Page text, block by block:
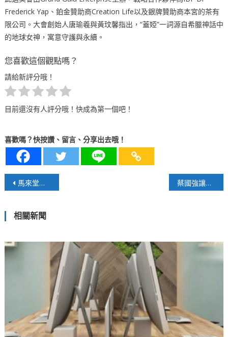
Frederick Yap、鉑金贊助商Creation Life以及銀牌贊助商本宮的茶有
限公司。大會創始人唐瑜羲與黃玟馨指出，“蓋婭”一詞源自希臘神話中
的地球女神，寓意守護與永續。
您喜歡這個觀點嗎？
請給新評分哦！
目前還沒有人評分哦！快成為第一個吧！
喜歡嗎？快按讚、留言、分享出去哦！
文
導
覽
馬來堂哥～以榴槤為媒，向世界講好馬來西亞故事 蔡國強讓始祖鳥成為「死足的鳥」！
相關新聞